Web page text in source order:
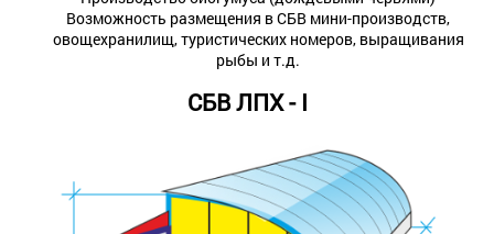
Возможность размещения в СБВ мини-производств,
овощехранилищ, туристических номеров, выращивания
рыбы и т.д.
СБВ ЛПХ - I